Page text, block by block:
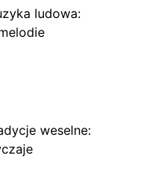
ludowa:
weselne: